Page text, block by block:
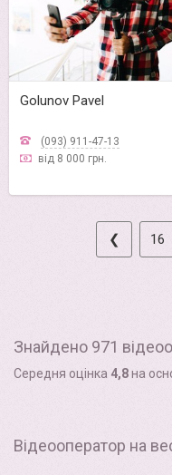
Golunov Pavel
(093) 911-47-13
від 8 000 грн.
❮ 16
Знайдено 971
Середня оцінка 4,8на
Відеооператор на